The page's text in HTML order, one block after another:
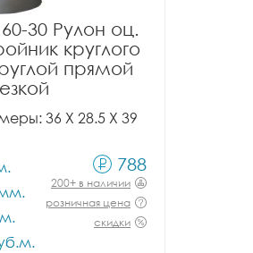
30 Рулон оц.
круглого
прямой
36 X 28.5 X 39
788
200+ в наличии
розничная цена
скидки